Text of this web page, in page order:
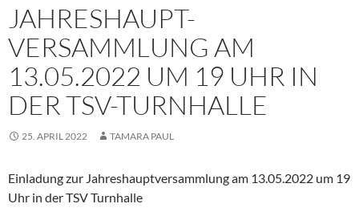
JAHRESHAUPT-
VERSAMMLUNG AM
13.05.2022 UM 19 UHR IN
DER TSV-TURNHALLE
25. APRIL 2022 TAMARA PAUL
Einladung zur Jahreshauptversammlung am 13.05.2022 um 19
Uhr in der TSV Turnhalle